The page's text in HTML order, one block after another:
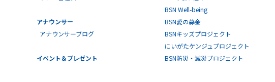
アナウンサー
アナウンサーブログ
イベント＆プレゼント
BSN Well-being
BSN愛の募金
BSNキッズプロジェクト
にいがたケンジュプロジェクト
BSN防災・減災プロジェクト